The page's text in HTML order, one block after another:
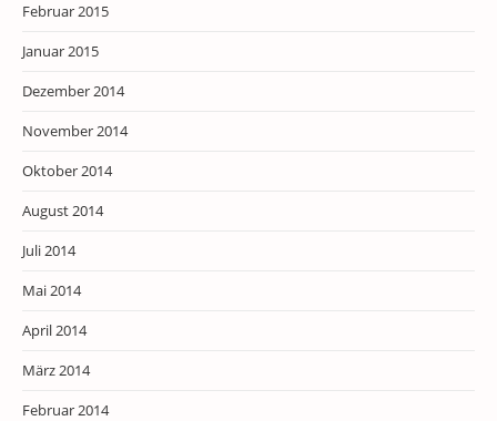
Februar 2015
Januar 2015
Dezember 2014
November 2014
Oktober 2014
August 2014
Juli 2014
Mai 2014
April 2014
März 2014
Februar 2014